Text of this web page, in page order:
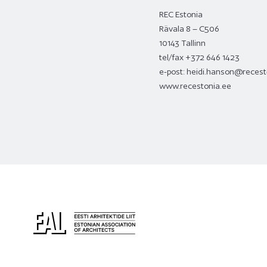
REC Estonia
Rävala 8 – C506
10143 Tallinn
tel/fax +372 646 1423
e-post:
www.recestonia.ee